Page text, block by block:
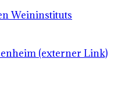
Weininstituts
(externer Link)